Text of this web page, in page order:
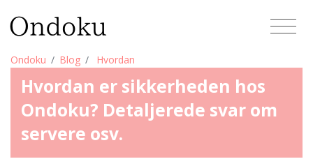
Ondoku Blog Hvordan
Hvordan er sikkerheden hos
Ondoku? Detaljerede svar om
servere osv.